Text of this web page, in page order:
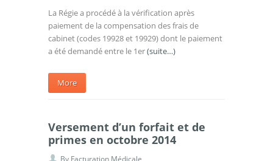
La Régie a procédé à la vérification après
paiement de la compensation des frais de
cabinet (codes 19928 et 19929) dont le paiement
a été demandé entre le 1er(suite…)
More
Versement d’un forfait et de
primes en octobre 2014
By Facturation Médicale